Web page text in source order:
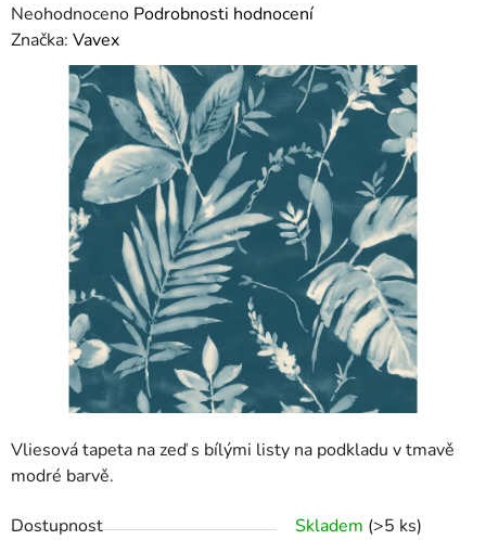
Vliesová tapeta na zeď s bílými listy na podkladu v tmavě
modré barvě.
Dostupnost Skladem (>5 ks)
Průměrné
hodnocení
produktu
hvězdiček.
Neohodnoceno Podrobnosti hodnocení
Značka: Vavex